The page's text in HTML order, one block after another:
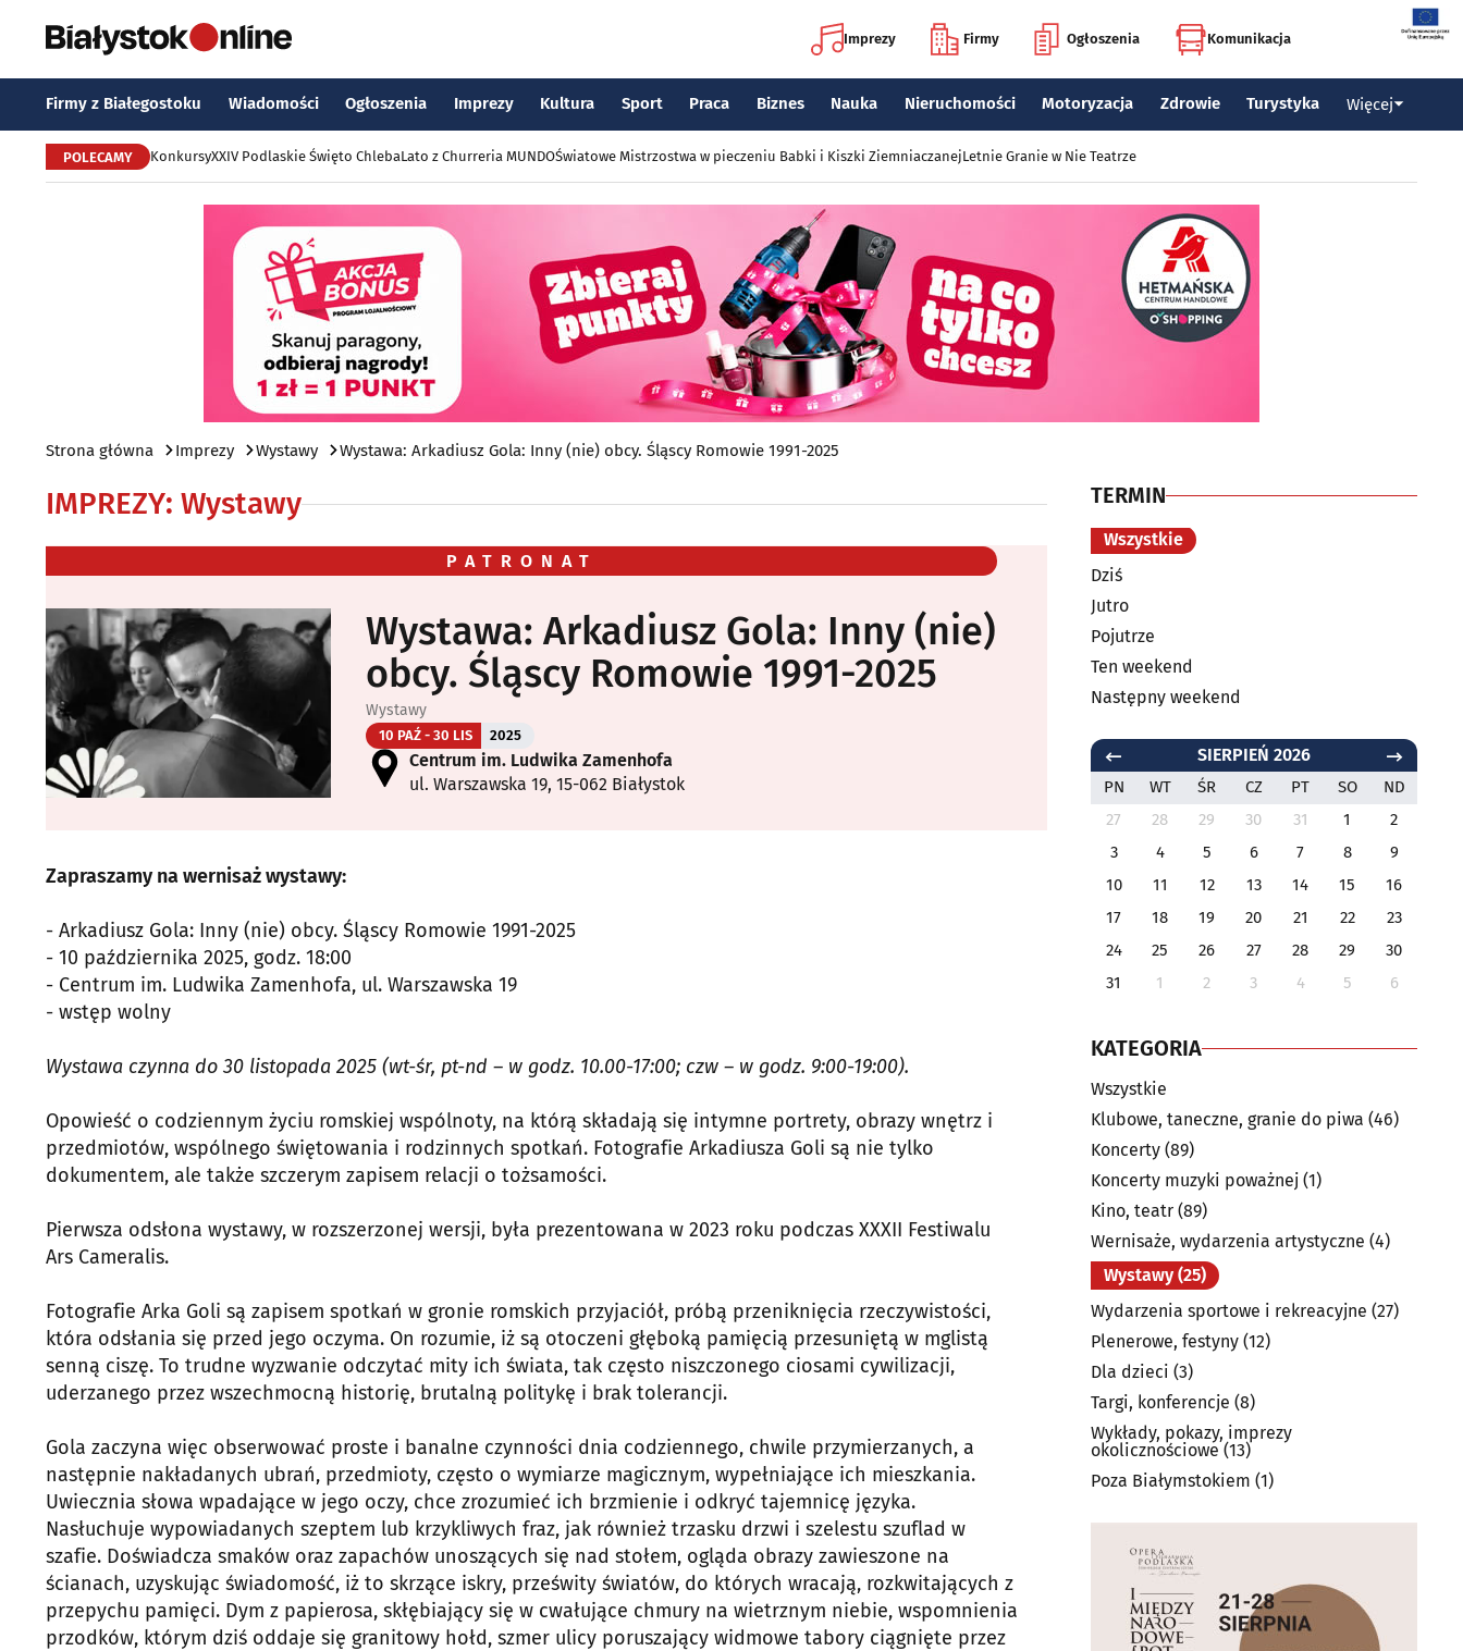
Imprezy Firmy Ogłoszenia Komunikacja
Firmy z Białegostoku Wiadomości Ogłoszenia Imprezy Kultura Sport Praca Biznes Nauka Nieruchomości Motoryzacja Zdrowie Turystyka Więcej
POLECAMY KonkursyXXIV Podlaskie Święto ChlebaLato z Churreria MUNDOŚwiatowe Mistrzostwa w pieczeniu Babki i Kiszki ZiemniaczanejLetnie Granie w Nie Teatrze
Strona główna Imprezy Wystawy Wystawa: Arkadiusz Gola: Inny (nie) obcy. Śląscy Romowie 1991-2025
IMPREZY: Wystawy
PATRONAT
Wystawa: Arkadiusz Gola: Inny (nie)
obcy. Śląscy Romowie 1991-2025
Wystawy
10 PAŹ - 30 LIS 2025
Centrum im. Ludwika Zamenhofa
ul. Warszawska 19, 15-062 Białystok
Zapraszamy na wernisaż wystawy:
- Arkadiusz Gola: Inny (nie) obcy. Śląscy Romowie 1991-2025
- 10 października 2025, godz. 18:00
- Centrum im. Ludwika Zamenhofa, ul. Warszawska 19
- wstęp wolny
Wystawa czynna do 30 listopada 2025 (wt-śr, pt-nd – w godz. 10.00-17:00; czw – w godz. 9:00-19:00).
Opowieść o codziennym życiu romskiej wspólnoty, na którą składają się intymne portrety, obrazy wnętrz i
przedmiotów, wspólnego świętowania i rodzinnych spotkań. Fotografie Arkadiusza Goli są nie tylko
dokumentem, ale także szczerym zapisem relacji o tożsamości.
Pierwsza odsłona wystawy, w rozszerzonej wersji, była prezentowana w 2023 roku podczas XXXII Festiwalu
Ars Cameralis.
Fotografie Arka Goli są zapisem spotkań w gronie romskich przyjaciół, próbą przeniknięcia rzeczywistości,
która odsłania się przed jego oczyma. On rozumie, iż są otoczeni głęboką pamięcią przesuniętą w mglistą
senną ciszę. To trudne wyzwanie odczytać mity ich świata, tak często niszczonego ciosami cywilizacji,
uderzanego przez wszechmocną historię, brutalną politykę i brak tolerancji.
Gola zaczyna więc obserwować proste i banalne czynności dnia codziennego, chwile przymierzanych, a
następnie nakładanych ubrań, przedmioty, często o wymiarze magicznym, wypełniające ich mieszkania.
Uwiecznia słowa wpadające w jego oczy, chce zrozumieć ich brzmienie i odkryć tajemnicę języka.
Nasłuchuje wypowiadanych szeptem lub krzykliwych fraz, jak również trzasku drzwi i szelestu szuflad w
szafie. Doświadcza smaków oraz zapachów unoszących się nad stołem, ogląda obrazy zawieszone na
ścianach, uzyskując świadomość, iż to skrzące iskry, prześwity światów, do których wracają, rozkwitających z
przepychu pamięci. Dym z papierosa, skłębiający się w cwałujące chmury na wietrznym niebie, wspomnienia
przodków, którym dziś oddaje się granitowy hołd, szmer ulicy poruszający widmowe tabory ciągnięte przez
TERMIN
Wszystkie
Dziś
Jutro
Pojutrze
Ten weekend
Następny weekend
SIERPIEŃ 2026
PN WT ŚR CZ PT SO
ND
27
28 29 30 31 1
2
3
4 5 6 7 8
9
10
11 12 13 14 15
16
17
18 19 20 21 22
23
24
25 26 27 28 29
30
31
1 2 3 4 5 6
KATEGORIA
Wszystkie
Klubowe, taneczne, granie do piwa (46)
Koncerty (89)
Koncerty muzyki poważnej (1)
Kino, teatr (89)
Wernisaże, wydarzenia artystyczne (4)
Wystawy (25)
Wydarzenia sportowe i rekreacyjne (27)
Plenerowe, festyny (12)
Dla dzieci (3)
Targi, konferencje (8)
Wykłady, pokazy, imprezy
okolicznościowe (13)
Poza Białymstokiem (1)